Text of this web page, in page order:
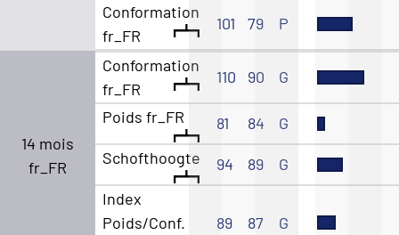
Conformation
fr_FR
101 79 P
14 mois
fr_FR
Conformation
fr_FR
110 90 G
Poids fr_FR 81 84
G
Schofthoogte
94 89
G
Index
Poids/Conf.
89 87 G